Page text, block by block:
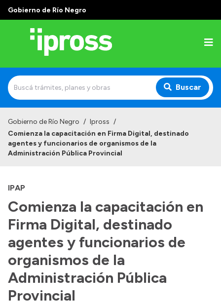
Gobierno de Río Negro
Buscar
Institucional
Consultorios Propios
Presentación CV
Transparencia
Inversión en Salud
Gobierno de Río Negro / Ipross /
Comienza la capacitación en Firma Digital, destinado
agentes y funcionarios de organismos de la
Administración Pública Provincial
IPAP
Comienza la capacitación en
Firma Digital, destinado
agentes y funcionarios de
organismos de la
Administración Pública
Provincial